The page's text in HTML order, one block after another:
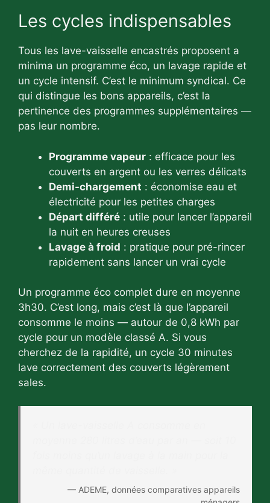
Les cycles indispensables
Tous les lave-vaisselle encastrés proposent a
minima un programme éco, un lavage rapide et
un cycle intensif. C’est le minimum syndical. Ce
qui distingue les bons appareils, c’est la
pertinence des programmes supplémentaires —
pas leur nombre.
Programme vapeur : efficace pour les
couverts en argent ou les verres délicats
Demi-chargement : économise eau et
électricité pour les petites charges
Départ différé : utile pour lancer l’appareil
la nuit en heures creuses
Lavage à froid : pratique pour pré-rincer
rapidement sans lancer un vrai cycle
Un programme éco complet dure en moyenne
3h30. C’est long, mais c’est là que l’appareil
consomme le moins — autour de 0,8 kWh par
cycle pour un modèle classé A. Si vous
cherchez de la rapidité, un cycle 30 minutes
lave correctement des couverts légèrement
sales.
— ADEME, données comparatives appareils